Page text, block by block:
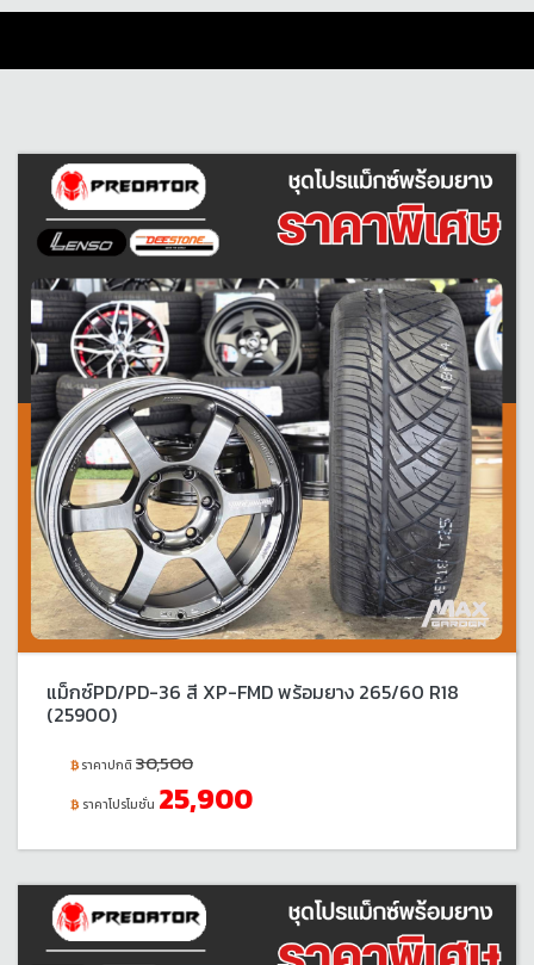
แม็กซ์PD/PD-36 สี XP-FMD พร้อมยาง 265/60 R18
(25900)
ราคาปกติ 30,500
ราคาโปรโมชั่น 25,900